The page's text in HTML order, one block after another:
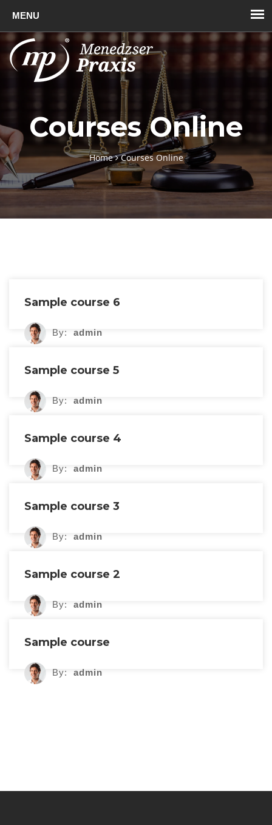
Courses Online
Home Courses Online
Sample course 6
By: admin
Sample course 5
By: admin
Sample course 4
By: admin
Sample course 3
By: admin
Sample course 2
By: admin
Sample course
By: admin